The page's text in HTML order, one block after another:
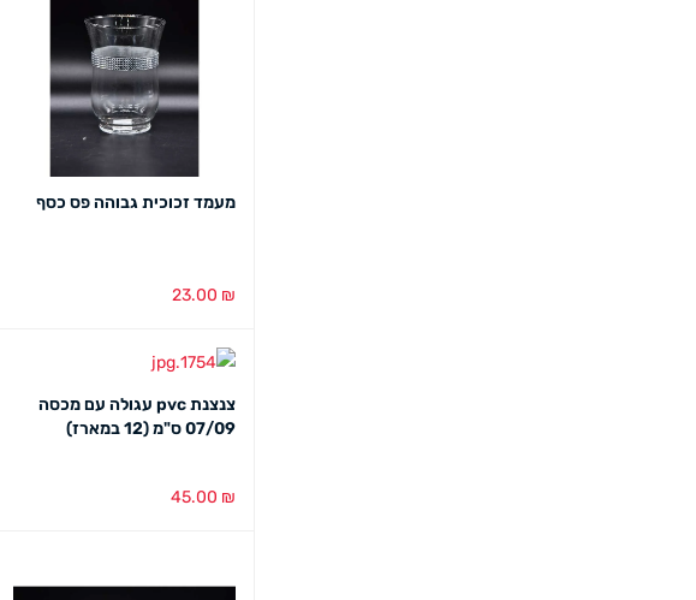
מעמד זכוכית גבוהה פס כסף
23.00 ₪
צנצנת pvc עגולה עם מכסה
07/09 ס"מ (12 במארז)
45.00 ₪